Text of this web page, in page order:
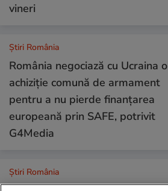
vineri
Știri România
România negociază cu Ucraina o
achiziție comună de armament
pentru a nu pierde finanțarea
europeană prin SAFE, potrivit
G4Media
Știri România